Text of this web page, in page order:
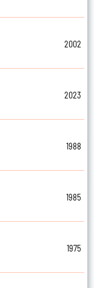
2002
2023
1988
1985
1975